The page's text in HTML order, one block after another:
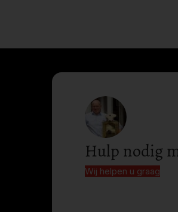
Hulp nodig
Wij helpen u graag